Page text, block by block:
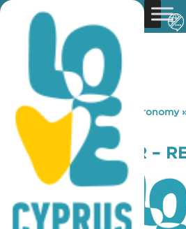
You are here: Home »Gastronomy
REST.
NOTORIOUS BAR –